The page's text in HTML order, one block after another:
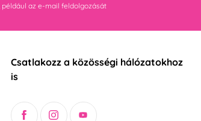
például az e-mail feldolgozását
Csatlakozz a közösségi hálózatokhoz
is